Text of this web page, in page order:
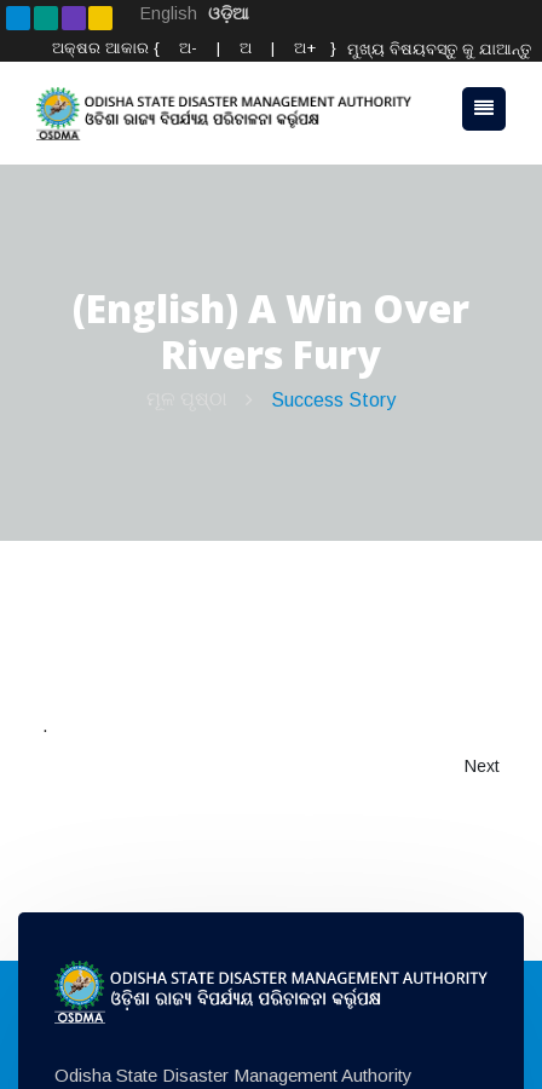
English ଓଡ଼ିଆ
ମୁଖ୍ୟ ବିଷୟବସ୍ତୁ କୁ ଯାଆନ୍ତୁ
ଅକ୍ଷର ଆକାର { ଅ- | ଅ | ଅ+ }
(English) A Win Over
Rivers Fury
Success Story
.
Next
Odisha State Disaster Management Authority